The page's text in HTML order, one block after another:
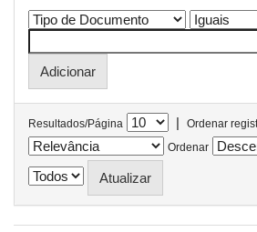
Resultados/Página |
Ordenar
Ordenar